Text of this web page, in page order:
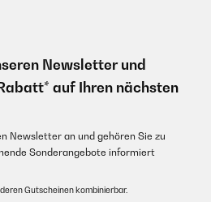
Newsletter und
auf Ihren nächsten
Newsletter an und gehören Sie zu
Sonderangebote informiert
Gutscheinen kombinierbar.